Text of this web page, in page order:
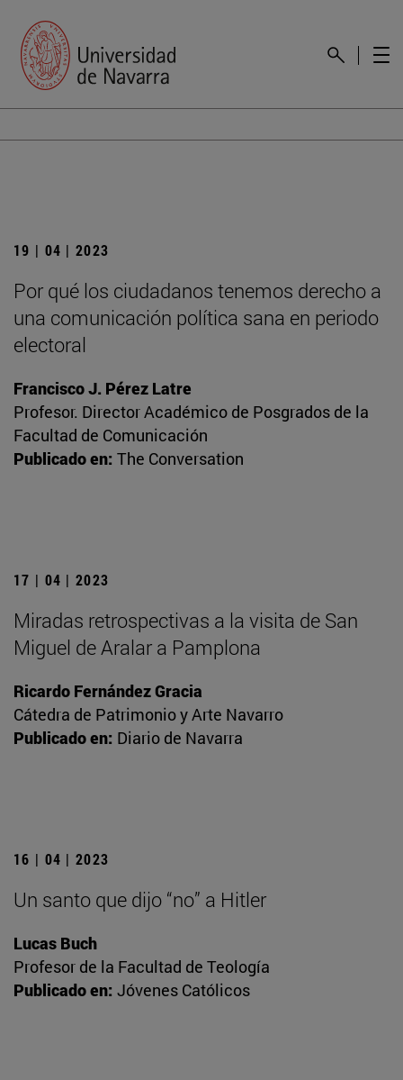
19 | 04 | 2023
Por qué los ciudadanos tenemos derecho a
una comunicación política sana en periodo
electoral
Francisco J. Pérez Latre
Profesor. Director Académico de Posgrados de la
Facultad de Comunicación
Publicado en: The Conversation
17 | 04 | 2023
Miradas retrospectivas a la visita de San
Miguel de Aralar a Pamplona
Ricardo Fernández Gracia
Cátedra de Patrimonio y Arte Navarro
Publicado en: Diario de Navarra
16 | 04 | 2023
Un santo que dijo “no” a Hitler
Lucas Buch
Profesor de la Facultad de Teología
Publicado en: Jóvenes Católicos